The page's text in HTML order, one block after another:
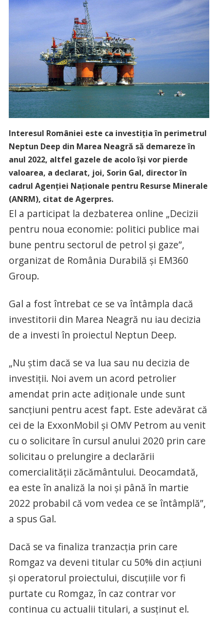
Interesul României este ca investiţia în perimetrul
Neptun Deep din Marea Neagră să demareze în
anul 2022, altfel gazele de acolo îşi vor pierde
valoarea, a declarat, joi, Sorin Gal, director în
cadrul Agenţiei Naţionale pentru Resurse Minerale
(ANRM), citat de Agerpres.
El a participat la dezbaterea online „Decizii
pentru noua economie: politici publice mai
bune pentru sectorul de petrol şi gaze”,
organizat de România Durabilă şi EM360
Group.
Gal a fost întrebat ce se va întâmpla dacă
investitorii din Marea Neagră nu iau decizia
de a investi în proiectul Neptun Deep.
„Nu ştim dacă se va lua sau nu decizia de
investiţii. Noi avem un acord petrolier
amendat prin acte adiţionale unde sunt
sancţiuni pentru acest fapt. Este adevărat că
cei de la ExxonMobil şi OMV Petrom au venit
cu o solicitare în cursul anului 2020 prin care
solicitau o prelungire a declarării
comercialităţii zăcământului. Deocamdată,
ea este în analiză la noi şi până în martie
2022 probabil că vom vedea ce se întâmplă”,
a spus Gal.
Dacă se va finaliza tranzacţia prin care
Romgaz va deveni titular cu 50% din acţiuni
şi operatorul proiectului, discuţiile vor fi
purtate cu Romgaz, în caz contrar vor
continua cu actualii titulari, a susţinut el.